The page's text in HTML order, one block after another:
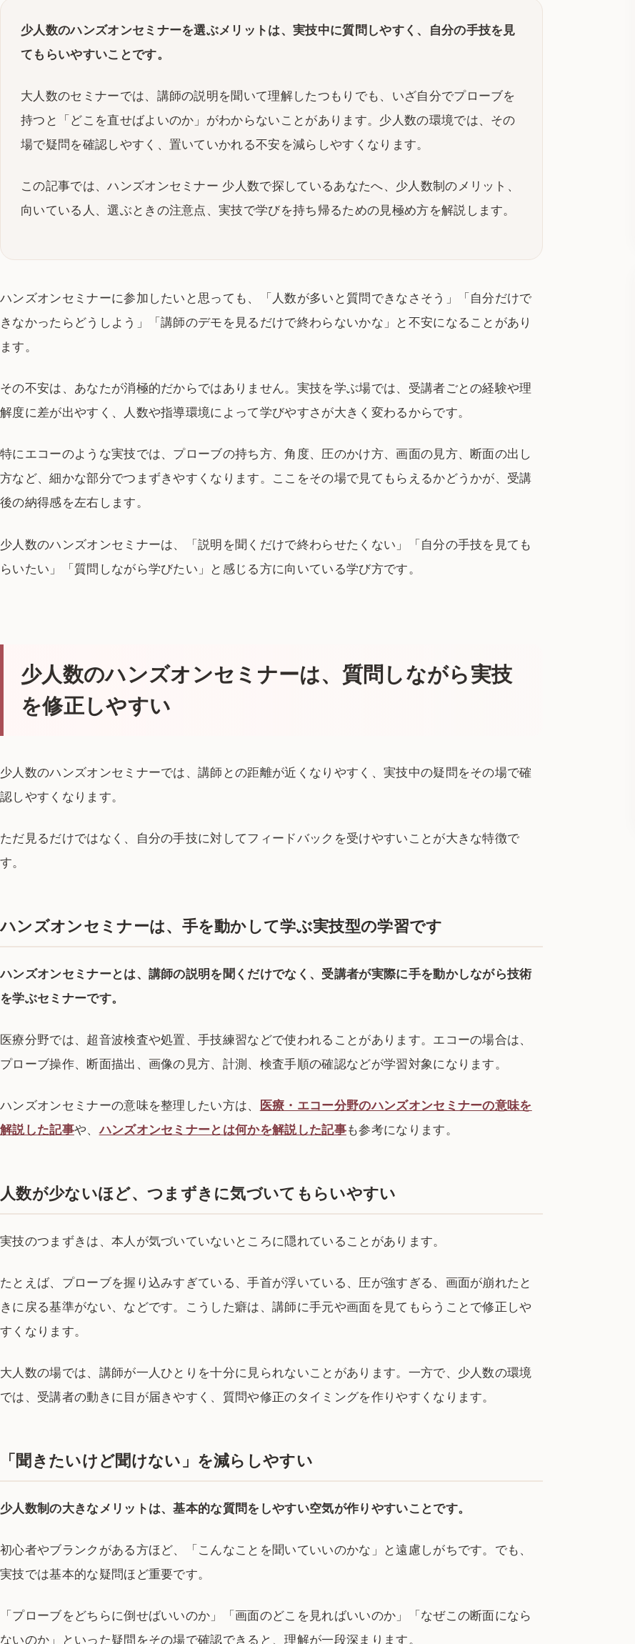
少人数のハンズオンセミナーを選ぶメリットは、実技中に質問しやすく、自分の手技を見
てもらいやすいことです。
大人数のセミナーでは、講師の説明を聞いて理解したつもりでも、いざ自分でプローブを
持つと「どこを直せばよいのか」がわからないことがあります。少人数の環境では、その
場で疑問を確認しやすく、置いていかれる不安を減らしやすくなります。
この記事では、ハンズオンセミナー 少人数で探しているあなたへ、少人数制のメリット、
向いている人、選ぶときの注意点、実技で学びを持ち帰るための見極め方を解説します。
ハンズオンセミナーに参加したいと思っても、「人数が多いと質問できなさそう」「自分だけで
きなかったらどうしよう」「講師のデモを見るだけで終わらないかな」と不安になることがあり
ます。
その不安は、あなたが消極的だからではありません。実技を学ぶ場では、受講者ごとの経験や理
解度に差が出やすく、人数や指導環境によって学びやすさが大きく変わるからです。
特にエコーのような実技では、プローブの持ち方、角度、圧のかけ方、画面の見方、断面の出し
方など、細かな部分でつまずきやすくなります。ここをその場で見てもらえるかどうかが、受講
後の納得感を左右します。
少人数のハンズオンセミナーは、「説明を聞くだけで終わらせたくない」「自分の手技を見ても
らいたい」「質問しながら学びたい」と感じる方に向いている学び方です。
少人数のハンズオンセミナーは、質問しながら実技
を修正しやすい
少人数のハンズオンセミナーでは、講師との距離が近くなりやすく、実技中の疑問をその場で確
認しやすくなります。
ただ見るだけではなく、自分の手技に対してフィードバックを受けやすいことが大きな特徴で
す。
ハンズオンセミナーは、手を動かして学ぶ実技型の学習です
ハンズオンセミナーとは、講師の説明を聞くだけでなく、受講者が実際に手を動かしながら技術
を学ぶセミナーです。
医療分野では、超音波検査や処置、手技練習などで使われることがあります。エコーの場合は、
プローブ操作、断面描出、画像の見方、計測、検査手順の確認などが学習対象になります。
ハンズオンセミナーの意味を整理したい方は、
医療・エコー分野のハンズオンセミナーの意味を
解説した記事や、ハンズオンセミナーとは何かを解説した記事も参考になります。
人数が少ないほど、つまずきに気づいてもらいやすい
実技のつまずきは、本人が気づいていないところに隠れていることがあります。
たとえば、プローブを握り込みすぎている、手首が浮いている、圧が強すぎる、画面が崩れたと
きに戻る基準がない、などです。こうした癖は、講師に手元や画面を見てもらうことで修正しや
すくなります。
大人数の場では、講師が一人ひとりを十分に見られないことがあります。一方で、少人数の環境
では、受講者の動きに目が届きやすく、質問や修正のタイミングを作りやすくなります。
「聞きたいけど聞けない」を減らしやすい
少人数制の大きなメリットは、基本的な質問をしやすい空気が作りやすいことです。
初心者やブランクがある方ほど、「こんなことを聞いていいのかな」と遠慮しがちです。でも、
実技では基本的な疑問ほど重要です。
「プローブをどちらに倒せばいいのか」「画面のどこを見ればいいのか」「なぜこの断面になら
ないのか」といった疑問をその場で確認できると、理解が一段深まります。